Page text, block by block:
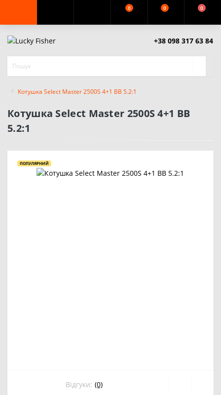
0 0 0
+38 098 317 63 84
Котушка Select Master 2500S 4+1 BB 5.2:1
Котушка Select Master 2500S 4+1 BB
5.2:1
ПОПУЛЯРНИЙ
Відгуки: (0)